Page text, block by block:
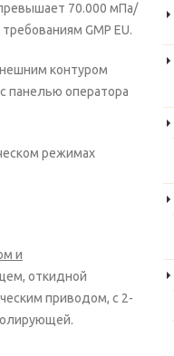
70.000 мПа/
GMP EU.
контуром
панелью оператора
режимах
и
откидной
приводом, с 2-